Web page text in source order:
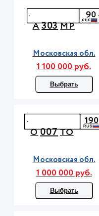
А303МР
90
Московская обл.
1 100 000 руб.
Выбрать
О007ТО
190
Московская обл.
1 000 000 руб.
Выбрать